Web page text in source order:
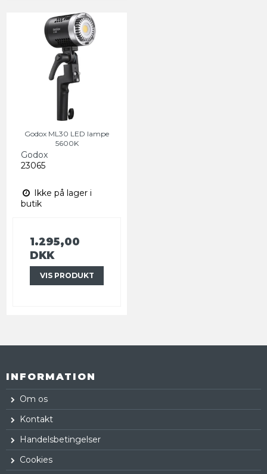
Godox ML30 LED lampe
5600K
Godox
23065
Ikke på lager i
butik
1.295,00
DKK
VIS PRODUKT
INFORMATION
Om os
Kontakt
Handelsbetingelser
Cookies